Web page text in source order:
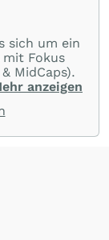
sich um ein
mit Fokus
MidCaps).
anzeigen